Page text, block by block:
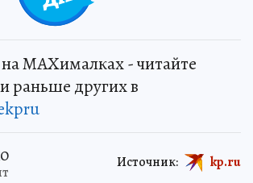
MAXималках - читайте
раньше других в
Источник: kp.ru